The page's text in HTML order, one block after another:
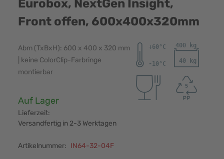
Eurobox, NextGen Insight,
Front offen, 600x400x320mm
Abm (TxBxH): 600 x 400 x 320 mm
| keine ColorClip-Farbringe
montierbar
Verfügbarkeit:
Auf Lager
Lieferzeit:
Versandfertig in 2-3 Werktagen
Artikelnummer: IN64-32-04F